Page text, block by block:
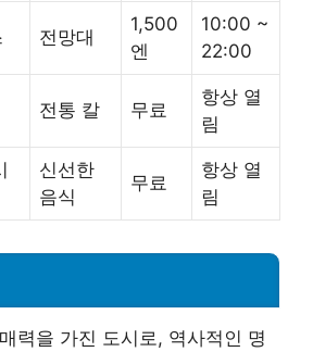
전망대
1,500
엔
10:00 ~
22:00
전통 칼 무료
항상 열
림
신선한
음식
무료
항상 열
림
력을 가진 도시로, 역사적인 명